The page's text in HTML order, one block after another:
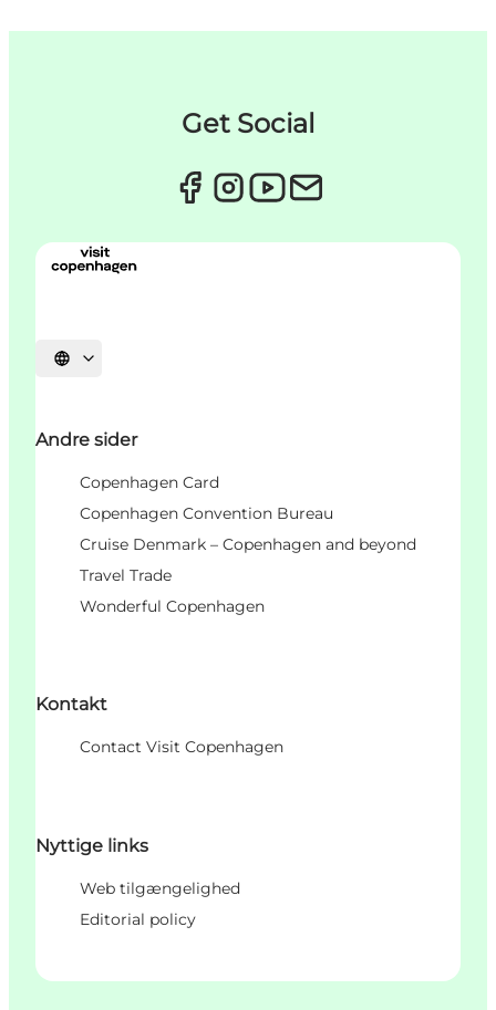
Get Social
Vælg sprog
Andre sider
Copenhagen Card
Copenhagen Convention Bureau
Cruise Denmark – Copenhagen and beyond
Travel Trade
Wonderful Copenhagen
Kontakt
Contact Visit Copenhagen
Nyttige links
Web tilgængelighed
Editorial policy